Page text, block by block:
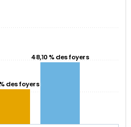
des foyers
48,10 % des foyers